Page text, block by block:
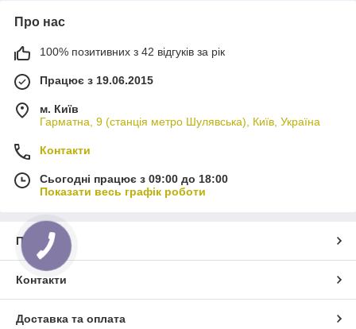
Про нас
100% позитивних з 42 відгуків за рік
Працює з 19.06.2015
м. Київ
Гарматна, 9 (станція метро Шулявська), Київ, Україна
Контакти
Сьогодні працює з 09:00 до 18:00
Показати весь графік роботи
Про нас
Контакти
Доставка та оплата